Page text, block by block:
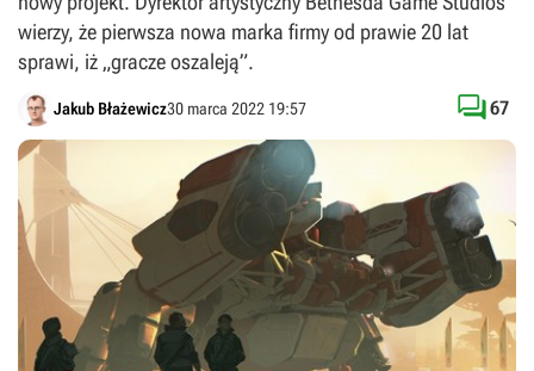
wierzy, że pierwsza nowa marka firmy od prawie 20 lat
sprawi, iż „gracze oszaleją”.
Jakub Błażewicz30 marca 2022 19:57 67